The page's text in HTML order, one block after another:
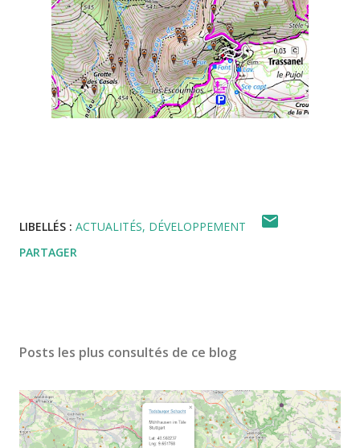
LIBELLÉS : ACTUALITÉS DÉVELOPPEMENT
PARTAGER
Posts les plus consultés de ce blog